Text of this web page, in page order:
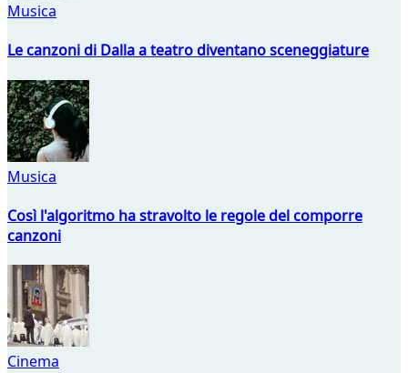
Musica
Le canzoni di Dalla a teatro diventano sceneggiature
Musica
Così l'algoritmo ha stravolto le regole del comporre
canzoni
Cinema